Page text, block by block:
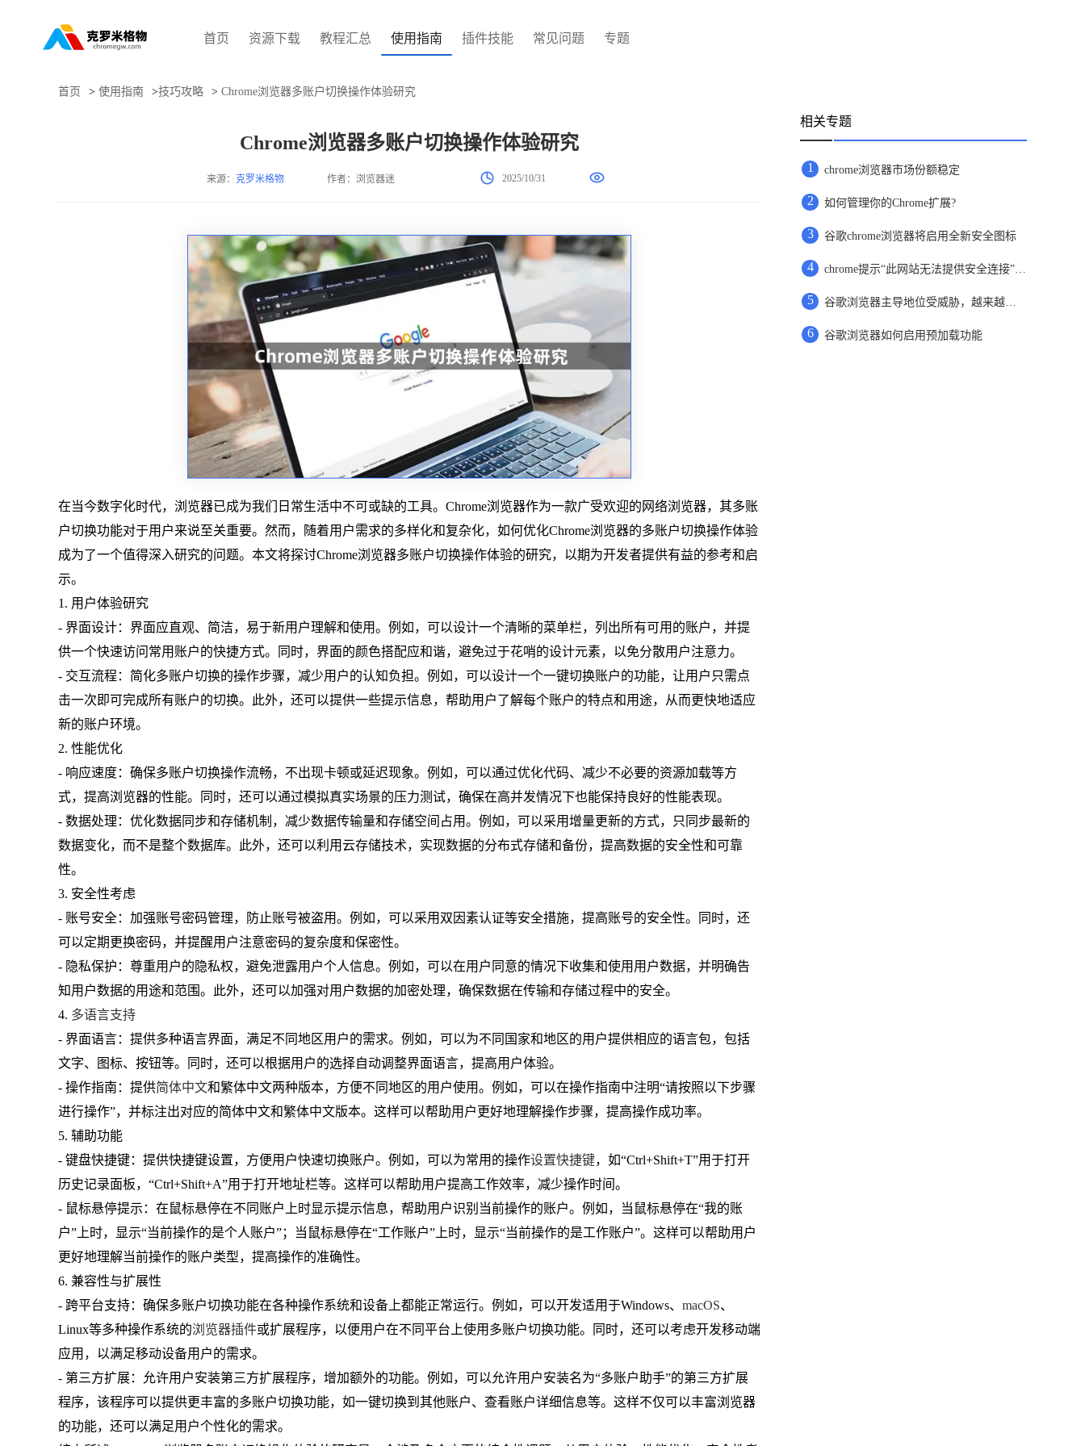
首页 资源下载 教程汇总 使用指南 插件技能 常见问题 专题
首页 > 使用指南 >技巧攻略 > Chrome浏览器多账户切换操作体验研究
Chrome浏览器多账户切换操作体验研究
来源： 克罗米格物 作者：浏览器迷 2025/10/31
在当今数字化时代，浏览器已成为我们日常生活中不可或缺的工具。Chrome浏览器作为一款广受欢迎的网络浏览器，其多账
户切换功能对于用户来说至关重要。然而，随着用户需求的多样化和复杂化，如何优化Chrome浏览器的多账户切换操作体验
成为了一个值得深入研究的问题。本文将探讨Chrome浏览器多账户切换操作体验的研究，以期为开发者提供有益的参考和启
示。
1. 用户体验研究
- 界面设计：界面应直观、简洁，易于新用户理解和使用。例如，可以设计一个清晰的菜单栏，列出所有可用的账户，并提
供一个快速访问常用账户的快捷方式。同时，界面的颜色搭配应和谐，避免过于花哨的设计元素，以免分散用户注意力。
- 交互流程：简化多账户切换的操作步骤，减少用户的认知负担。例如，可以设计一个一键切换账户的功能，让用户只需点
击一次即可完成所有账户的切换。此外，还可以提供一些提示信息，帮助用户了解每个账户的特点和用途，从而更快地适应
新的账户环境。
2. 性能优化
- 响应速度：确保多账户切换操作流畅，不出现卡顿或延迟现象。例如，可以通过优化代码、减少不必要的资源加载等方
式，提高浏览器的性能。同时，还可以通过模拟真实场景的压力测试，确保在高并发情况下也能保持良好的性能表现。
- 数据处理：优化数据同步和存储机制，减少数据传输量和存储空间占用。例如，可以采用增量更新的方式，只同步最新的
数据变化，而不是整个数据库。此外，还可以利用云存储技术，实现数据的分布式存储和备份，提高数据的安全性和可靠
性。
3. 安全性考虑
- 账号安全：加强账号密码管理，防止账号被盗用。例如，可以采用双因素认证等安全措施，提高账号的安全性。同时，还
可以定期更换密码，并提醒用户注意密码的复杂度和保密性。
- 隐私保护：尊重用户的隐私权，避免泄露用户个人信息。例如，可以在用户同意的情况下收集和使用用户数据，并明确告
知用户数据的用途和范围。此外，还可以加强对用户数据的加密处理，确保数据在传输和存储过程中的安全。
4. 多语言支持
- 界面语言：提供多种语言界面，满足不同地区用户的需求。例如，可以为不同国家和地区的用户提供相应的语言包，包括
文字、图标、按钮等。同时，还可以根据用户的选择自动调整界面语言，提高用户体验。
- 操作指南：提供简体中文和繁体中文两种版本，方便不同地区的用户使用。例如，可以在操作指南中注明“请按照以下步骤
进行操作”，并标注出对应的简体中文和繁体中文版本。这样可以帮助用户更好地理解操作步骤，提高操作成功率。
5. 辅助功能
- 键盘快捷键：提供快捷键设置，方便用户快速切换账户。例如，可以为常用的操作设置快捷键，如“Ctrl+Shift+T”用于打开
历史记录面板，“Ctrl+Shift+A”用于打开地址栏等。这样可以帮助用户提高工作效率，减少操作时间。
- 鼠标悬停提示：在鼠标悬停在不同账户上时显示提示信息，帮助用户识别当前操作的账户。例如，当鼠标悬停在“我的账
户”上时，显示“当前操作的是个人账户”；当鼠标悬停在“工作账户”上时，显示“当前操作的是工作账户”。这样可以帮助用户
更好地理解当前操作的账户类型，提高操作的准确性。
6. 兼容性与扩展性
- 跨平台支持：确保多账户切换功能在各种操作系统和设备上都能正常运行。例如，可以开发适用于Windows、 macOS、
Linux等多种操作系统的浏览器插件或扩展程序，以便用户在不同平台上使用多账户切换功能。同时，还可以考虑开发移动端
应用，以满足移动设备用户的需求。
- 第三方扩展：允许用户安装第三方扩展程序，增加额外的功能。例如，可以允许用户安装名为“多账户助手”的第三方扩展
程序，该程序可以提供更丰富的多账户切换功能，如一键切换到其他账户、查看账户详细信息等。这样不仅可以丰富浏览器
的功能，还可以满足用户个性化的需求。
相关专题
1 chrome浏览器市场份额稳定
2 如何管理你的Chrome扩展?
3 谷歌chrome浏览器将启用全新安全图标
4 chrome提示“此网站无法提供安全连接”怎么办
5 谷歌浏览器主导地位受威胁，越来越多用户选择bing
6 谷歌浏览器如何启用预加载功能